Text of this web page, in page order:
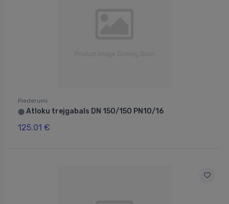
Piederumi
⬤ Atloku trejgabals DN 150/150 PN10/16
125.01 €